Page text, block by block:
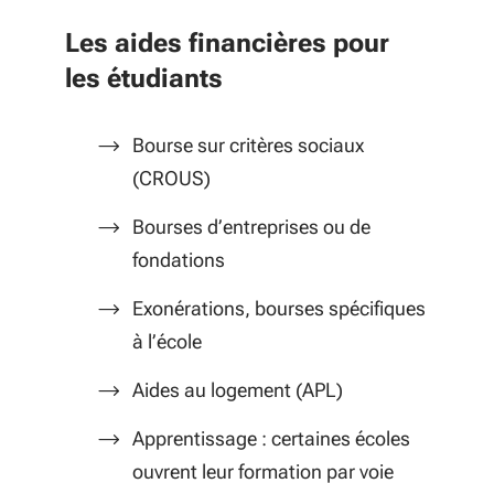
Les aides financières pour
les étudiants
Bourse sur critères sociaux
(CROUS)
Bourses d’entreprises ou de
fondations
Exonérations, bourses spécifiques
à l’école
Aides au logement (APL)
Apprentissage : certaines écoles
ouvrent leur formation par voie